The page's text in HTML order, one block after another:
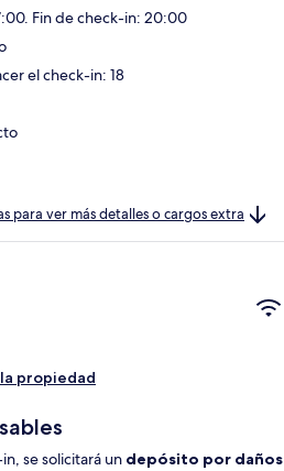
Fin de check-in: 20:00
el check-in: 18
para ver más detalles o cargos extra
propiedad
se solicitará un depósito por daños